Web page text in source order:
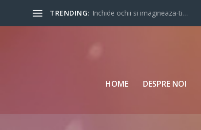
TRENDING: Inchide ochii si imagineaza-ti…
HOME DESPRE NOI